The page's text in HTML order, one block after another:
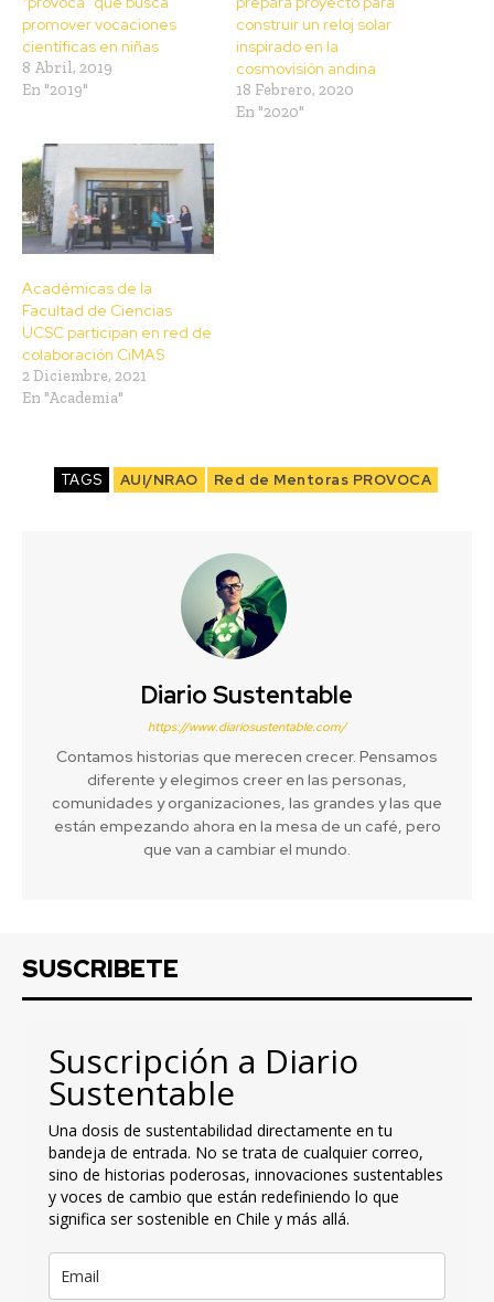
promover vocaciones
científicas en niñas
8 Abril, 2019
En "2019"
construir un reloj solar
inspirado en la
cosmovisión andina
18 Febrero, 2020
En "2020"
Académicas de la
Facultad de Ciencias
UCSC participan en red de
colaboración CiMAS
2 Diciembre, 2021
En "Academia"
TAGS AUI/NRAO Red de Mentoras PROVOCA
Diario Sustentable
https://www.diariosustentable.com/
Contamos historias que merecen crecer. Pensamos
diferente y elegimos creer en las personas,
comunidades y organizaciones, las grandes y las que
están empezando ahora en la mesa de un café, pero
que van a cambiar el mundo.
SUSCRIBETE
Suscripción a Diario
Sustentable
Una dosis de sustentabilidad directamente en tu
bandeja de entrada. No se trata de cualquier correo,
sino de historias poderosas, innovaciones sustentables
y voces de cambio que están redefiniendo lo que
significa ser sostenible en Chile y más allá.